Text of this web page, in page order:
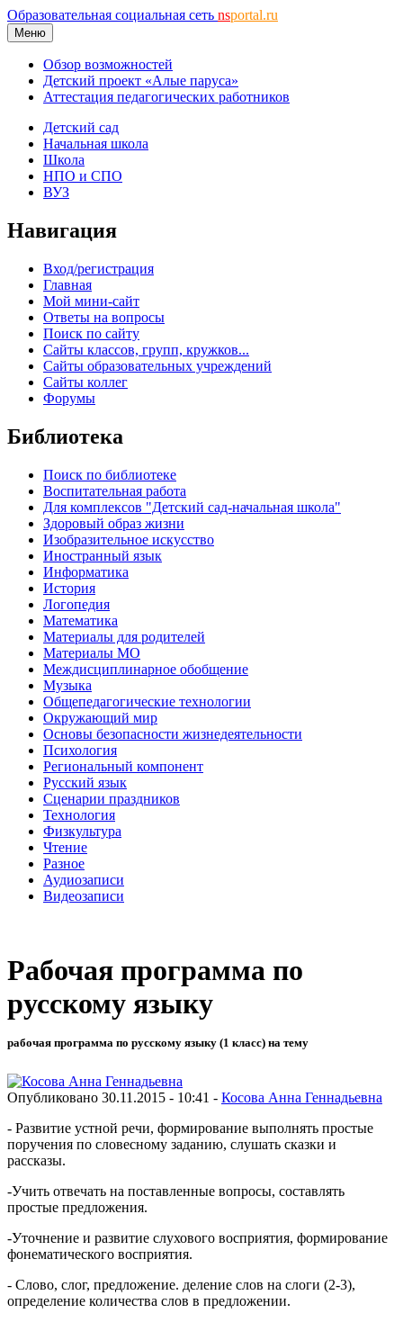
Образовательная социальная сеть nsportal.ru
Меню
Обзор возможностей
Детский проект «Алые паруса»
Аттестация педагогических работников
Детский сад
Начальная школа
Школа
НПО и СПО
ВУЗ
Навигация
Вход/регистрация
Главная
Мой мини-сайт
Ответы на вопросы
Поиск по сайту
Сайты классов, групп, кружков...
Сайты образовательных учреждений
Сайты коллег
Форумы
Библиотека
Поиск по библиотеке
Воспитательная работа
Для комплексов "Детский сад-начальная школа"
Здоровый образ жизни
Изобразительное искусство
Иностранный язык
Информатика
История
Логопедия
Математика
Материалы для родителей
Материалы МО
Междисциплинарное обобщение
Музыка
Общепедагогические технологии
Окружающий мир
Основы безопасности жизнедеятельности
Психология
Региональный компонент
Русский язык
Сценарии праздников
Технология
Физкультура
Чтение
Разное
Аудиозаписи
Видеозаписи
Рабочая программа по
русскому языку
рабочая программа по русскому языку (1 класс) на тему
Опубликовано 30.11.2015 - 10:41 - Косова Анна Геннадьевна
- Развитие устной речи, формирование выполнять простые
поручения по словесному заданию, слушать сказки и
рассказы.
-Учить отвечать на поставленные вопросы, составлять
простые предложения.
-Уточнение и развитие слухового восприятия, формирование
фонематического восприятия.
- Слово, слог, предложение. деление слов на слоги (2-3),
определение количества слов в предложении.